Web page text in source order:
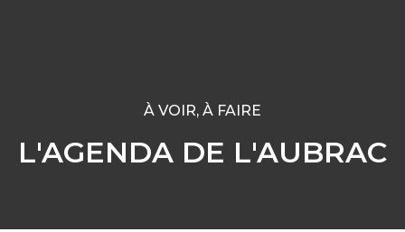
À VOIR, À FAIRE
L'AGENDA DE L'AUBRAC